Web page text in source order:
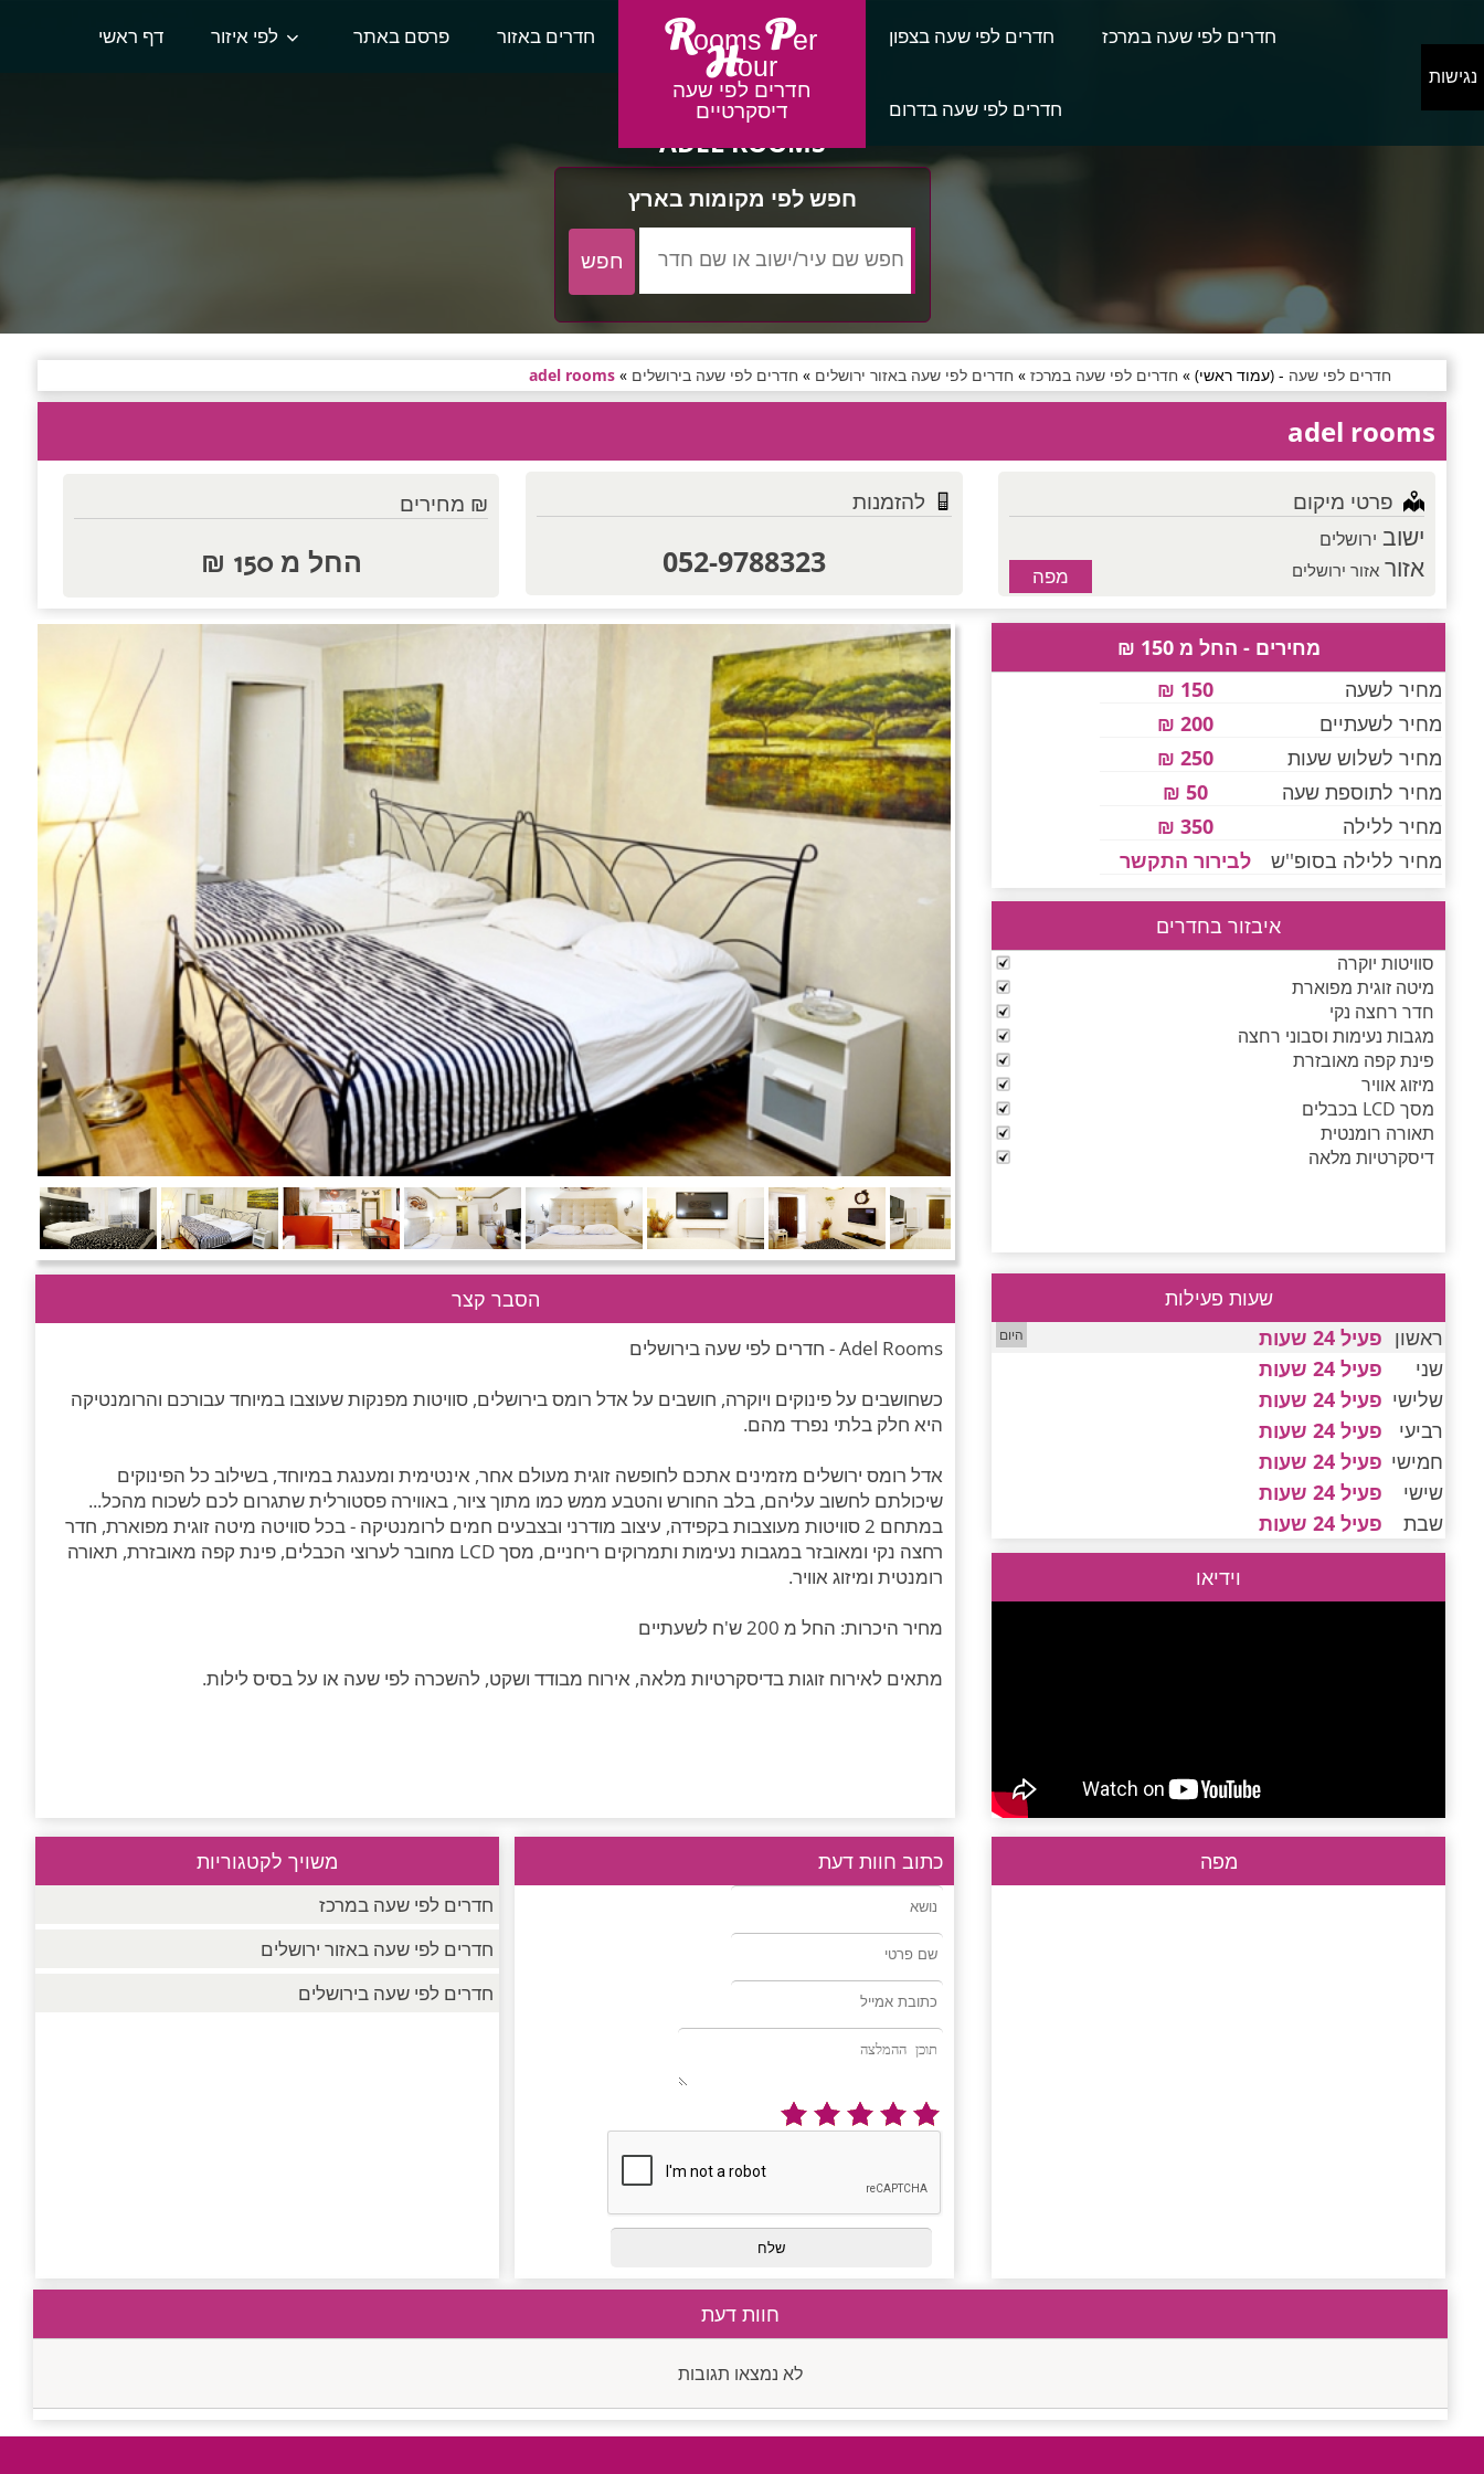
דף ראשי לפי איזור פרסם באתר חדרים באזור Rooms Per
Hour
חדרים לפי שעה
דיסקרטיים
חדרים לפי שעה בצפון חדרים לפי שעה במרכז
חדרים לפי שעה בדרום
ADEL ROOMS
חפש לפי מקומות בארץ
חדרים לפי שעה - (עמוד ראשי) » חדרים לפי שעה במרכז» חדרים לפי שעה באזור ירושלים » חדרים לפי שעה בירושלים »
adel rooms
adel rooms
פרטי מיקום
ישוב ירושלים
אזוראזור ירושלים מפה
להזמנות
052-9788323
₪ מחירים
החל מ 150 ₪
טוען תמונות.....
מחירים - החל מ 150 ₪
מחיר לשעה
150 ₪
מחיר לשעתיים
200 ₪
מחיר לשלוש שעות
250 ₪
מחיר לתוספת שעה
50 ₪
מחיר ללילה
350 ₪
מחיר ללילה בסופ''ש
לבירור התקשר
איבזור בחדרים
סוויטות יוקרה
מיטה זוגית מפוארת
חדר רחצה נקי
מגבות נעימות וסבוני רחצה
פינת קפה מאובזרת
מיזוג אוויר
מסך LCD בכבלים
תאורה רומנטית
דיסקרטיות מלאה
שעות פעילות
ראשון פעיל 24 שעות
שני
פעיל 24 שעות
שלישי פעיל 24 שעות
רביעי
פעיל 24 שעות
חמישי פעיל 24 שעות
שישי
פעיל 24 שעות
שבת
פעיל 24 שעות
הסבר קצר
Adel Rooms - חדרים לפי שעה בירושלים
כשחושבים על פינוקים ויוקרה, חושבים על אדל רומס בירושלים, סוויטות מפנקות שעוצבו במיוחד עבורכם והרומנטיקה
היא חלק בלתי נפרד מהם.
אדל רומס ירושלים מזמינים אתכם לחופשה זוגית מעולם אחר, אינטימית ומענגת במיוחד, בשילוב כל הפינוקים
שיכולתם לחשוב עליהם, בלב החורש והטבע ממש כמו מתוך ציור, באווירה פסטורלית שתגרום לכם לשכוח מהכל...
במתחם 2 סוויטות מעוצבות בקפידה, עיצוב מודרני ובצבעים חמים לרומנטיקה - בכל סוויטה מיטה זוגית מפוארת, חדר
רחצה נקי ומאובזר במגבות נעימות ותמרוקים ריחניים, מסך LCD מחובר לערוצי הכבלים, פינת קפה מאובזרת, תאורה
רומנטית ומיזוג אוויר.
מחיר היכרות: החל מ 200 ש'ח לשעתיים
מתאים לאירוח זוגות בדיסקרטיות מלאה, אירוח מבודד ושקט, להשכרה לפי שעה או על בסיס לילות.
וידיאו
מפה משויך לקטגוריות
חדרים לפי שעה במרכז
חדרים לפי שעה באזור ירושלים
חדרים לפי שעה בירושלים
כתוב חוות דעת
חוות דעת
לא נמצאו תגובות
נגישות